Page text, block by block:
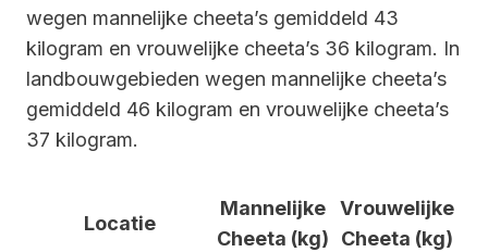
wegen mannelijke cheeta’s gemiddeld 43
kilogram en vrouwelijke cheeta’s 36 kilogram. In
landbouwgebieden wegen mannelijke cheeta’s
gemiddeld 46 kilogram en vrouwelijke cheeta’s
37 kilogram.
Locatie
Mannelijke
Cheeta (kg)
Vrouwelijke
Cheeta (kg)